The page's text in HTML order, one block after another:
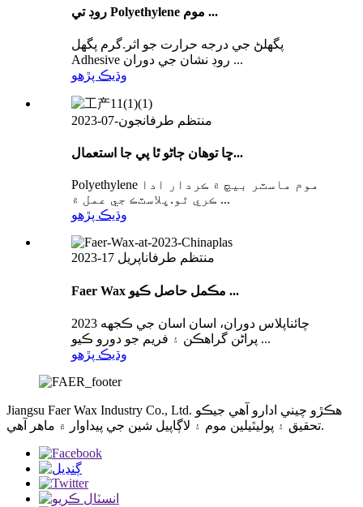
روڊ تي Polyethylene موم ...
پگھلڻ جي درجه حرارت جو اثر.گرم پگھل
Adhesive روڊ نشان جي دوران ...
وڌيڪ پڙهو
منتظم طرفانجون-07-2023
ڇا توهان ڄاڻو ٿا پي جا استعمال...
Polyethylene موم ماسٽر بيچ ۾ ڪردار ادا
ڪري ٿو.پلاسٽڪ جي عمل ۾ ...
وڌيڪ پڙهو
منتظم طرفاناپريل 17-2023
Faer Wax مڪمل حاصل ڪيو ...
2023 چائناپلاس دوران، اسان اسان جي ڪجهه
پراڻن گراهڪن ۽ فريم جو دورو ڪيو ...
وڌيڪ پڙهو
Jiangsu Faer Wax Industry Co., Ltd. ھڪڙو چيني ادارو آھي جيڪو
تحقيق ۽ پوليٿيلين موم ۽ لاڳاپيل شين جي پيداوار ۾ ماهر آھي.